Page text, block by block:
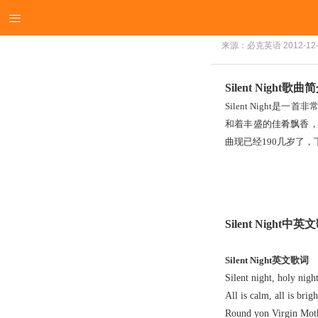

来源：必克英语 2012-
Silent Night歌曲简
Silent Night是一首非
和着丰盛的佳肴飘香
曲现已经190几岁了
Silent Night中英
Silent Night英文歌词
Silent night, holy night
All is calm, all is
Round yon Virgin